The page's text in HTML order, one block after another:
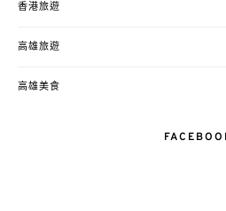
香港旅遊
高雄旅遊
高雄美食